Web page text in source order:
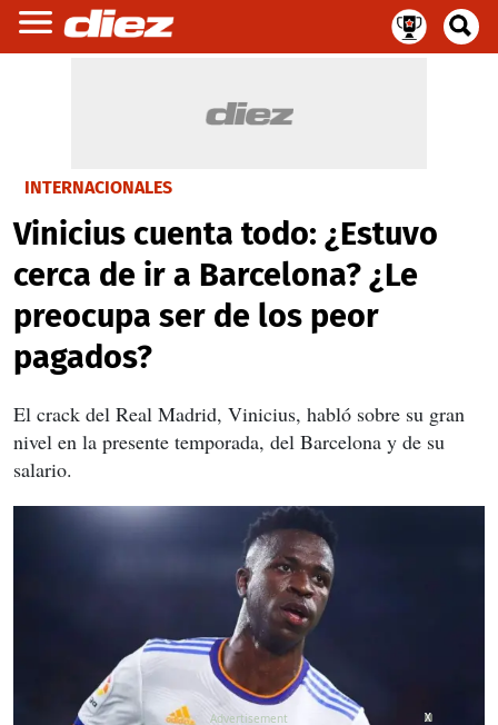
INTERNACIONALES
Vinicius cuenta todo: ¿Estuvo
cerca de ir a Barcelona? ¿Le
preocupa ser de los peor
pagados?
El crack del Real Madrid, Vinicius, habló sobre su gran
nivel en la presente temporada, del Barcelona y de su
salario.
X
X